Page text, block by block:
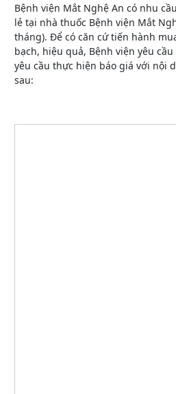
Bệnh viện Mắt Nghệ An có nhu
lẻ tại nhà thuốc Bệnh viện Mắt
tháng). Để có căn cứ tiến hành
bạch, hiệu quả, Bệnh viện yêu
yêu cầu thực hiện báo giá với nội
sau: